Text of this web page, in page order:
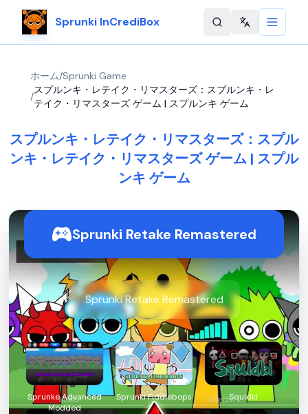
Sprunki InCrediBox Change
ホーム/Sprunki Game
/
スプルンキ・レテイク・リマスターズ：スプルンキ・レ
テイク・リマスターズ ゲーム | スプルンキ ゲーム
スプルンキ・レテイク・リマスターズ：スプル
ンキ・レテイク・リマスターズ ゲーム | スプル
ンキ ゲーム
Sprunki Retake Remastered
Sprunki Retake Remastered
Sprunke Advanced
Modded
Sprunki Fiddlebops Squidki